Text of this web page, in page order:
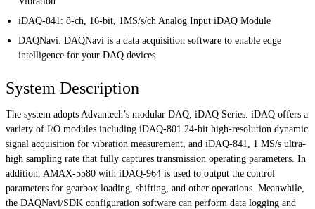
iDAQ-841: 8-ch, 16-bit, 1MS/s/ch Analog Input iDAQ Module
DAQNavi: DAQNavi is a data acquisition software to enable edge
intelligence for your DAQ devices
System Description
The system adopts Advantech’s modular DAQ, iDAQ Series. iDAQ offers a
variety of I/O modules including iDAQ-801 24-bit high-resolution dynamic
signal acquisition for vibration measurement, and iDAQ-841, 1 MS/s ultra-
high sampling rate that fully captures transmission operating parameters. In
addition, AMAX-5580 with iDAQ-964 is used to output the control
parameters for gearbox loading, shifting, and other operations. Meanwhile,
the DAQNavi/SDK configuration software can perform data logging and